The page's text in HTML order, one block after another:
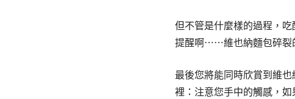
但不管是什麼樣的過程，
提醒啊⋯⋯維也納麵包碎裂
最後您將能同時欣賞到維
裡：注意您手中的觸感，如